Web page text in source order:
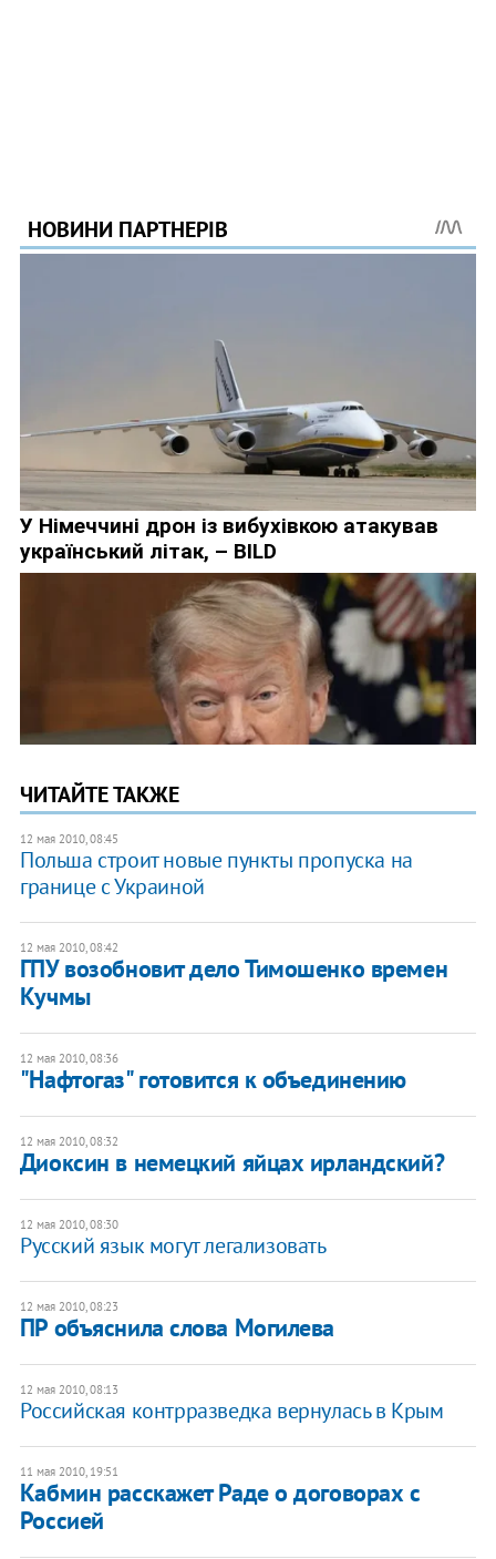
ЧИТАЙТЕ ТАКЖЕ
12 мая 2010, 08:45
Польша строит новые пункты пропуска на
границе с Украиной
12 мая 2010, 08:42
ГПУ возобновит дело Тимошенко времен
Кучмы
12 мая 2010, 08:36
"Нафтогаз" готовится к объединению
12 мая 2010, 08:32
Диоксин в немецкий яйцах ирландский?
12 мая 2010, 08:30
Русский язык могут легализовать
12 мая 2010, 08:23
ПР объяснила слова Могилева
12 мая 2010, 08:13
Российская контрразведка вернулась в Крым
11 мая 2010, 19:51
Кабмин расскажет Раде о договорах с
Россией